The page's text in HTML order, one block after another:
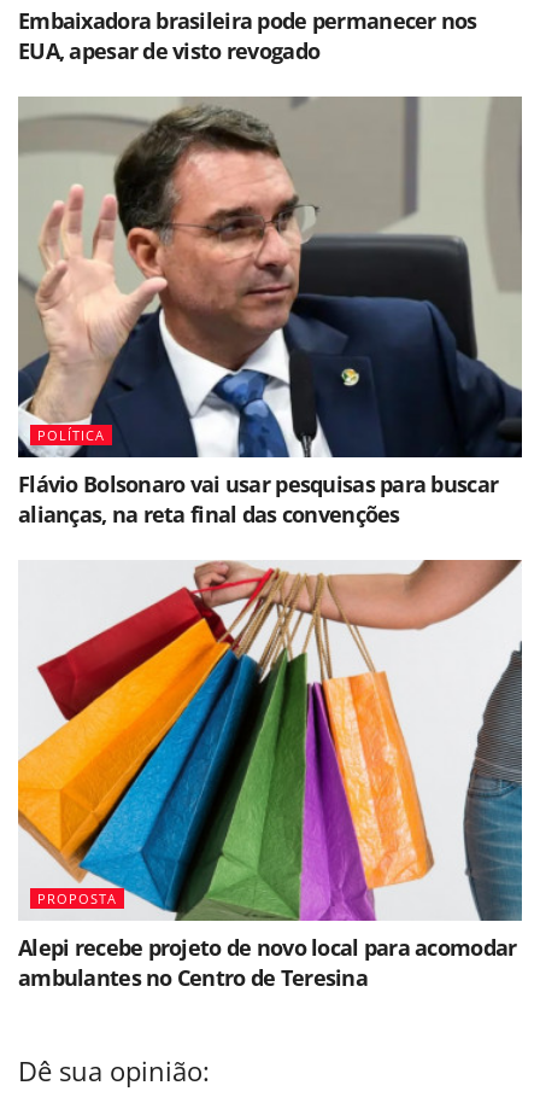
Embaixadora brasileira pode permanecer nos
EUA, apesar de visto revogado
POLÍTICA
Flávio Bolsonaro vai usar pesquisas para buscar
alianças, na reta final das convenções
PROPOSTA
Alepi recebe projeto de novo local para acomodar
ambulantes no Centro de Teresina
Dê sua opinião: